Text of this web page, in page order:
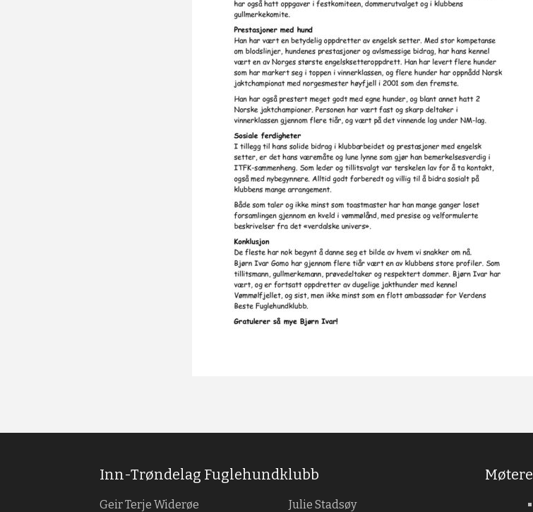
Inn-Trøndelag Fuglehundklubb
Geir Terje Widerøe
Julie Stadsøy